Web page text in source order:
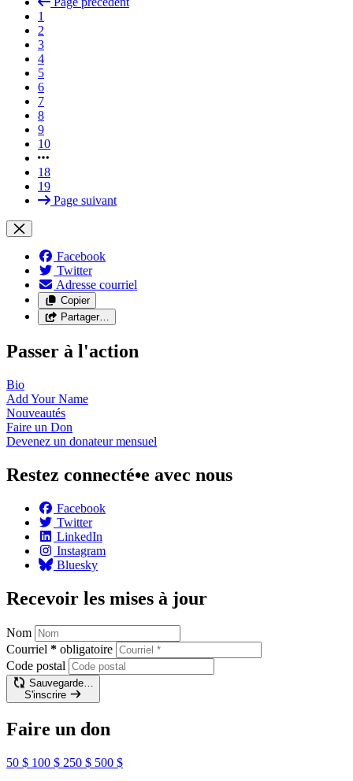
1
2
3
4
5
6
7
8
9
10
18
19
Page suivant
Facebook
Twitter
Adresse courriel
Copier
Partager…
Passer à l'action
Bio
Add YourName
Nouveautés
Faire un Don
Devenez un donateurmensuel
Restez connecté•e avec nous
Facebook
Twitter
LinkedIn
Instagram
Bluesky
Recevoir les mises à jour
Nom
Courriel * obligatoire
Code postal
Sauvegarde…
S'inscrire
Faire un don
50 $ 100 $ 250 $ 500 $